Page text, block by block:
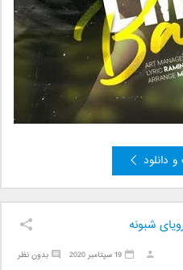
دانلود
شبونه
بدون نظر 19 سپتامبر 2020